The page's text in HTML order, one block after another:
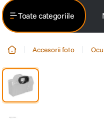
Toate categoriile
Accesorii foto